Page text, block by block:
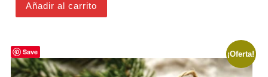
Añadir al carrito
Save ¡Oferta!